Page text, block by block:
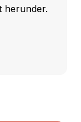
herunder.